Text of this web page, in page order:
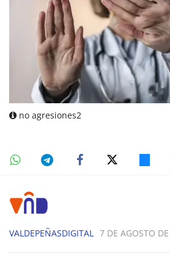
no agresiones2
VALDEPEÑASDIGITAL 7 DE AGOSTO